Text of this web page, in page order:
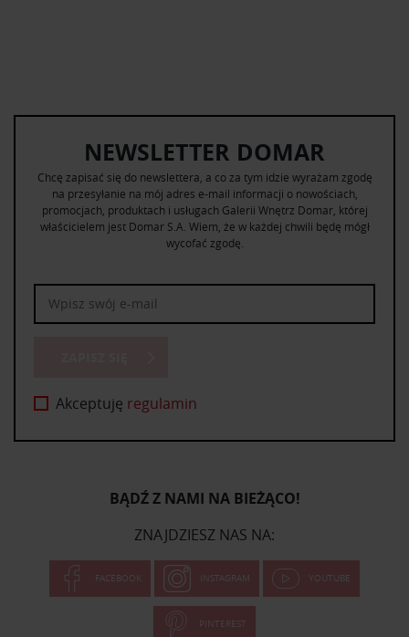
NEWSLETTER DOMAR
Chcę zapisać się do newslettera, a co za tym idzie wyrażam zgodę
na przesyłanie na mój adres e-mail informacji o nowościach,
promocjach, produktach i usługach Galerii Wnętrz Domar, której
właścicielem jest Domar S.A. Wiem, że w każdej chwili będę mógł
wycofać zgodę.
Akceptuję regulamin
BĄDŹ Z NAMI NA BIEŻĄCO!
ZNAJDZIESZ NAS NA:
FACEBOOK INSTAGRAM YOUTUBE
PINTEREST